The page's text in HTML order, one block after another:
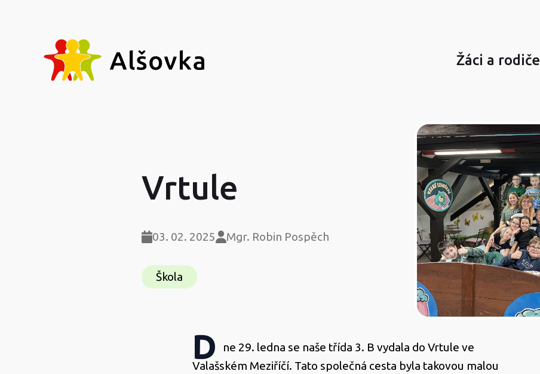
Žáci a rodiče
Vrtule
03. 02. 2025 Mgr. Robin Pospěch
Škola
D
ne 29. ledna se naše třída 3. B vydala do Vrtule ve
Valašském Meziříčí. Tato společná cesta byla takovou malou